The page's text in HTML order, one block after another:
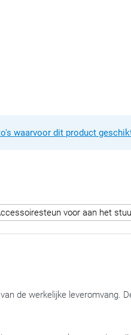
waarvoor dit product
voor aan het
de werkelijke leveromvang.